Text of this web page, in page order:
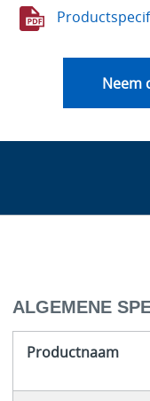
Neem
ALGEMENE
Productnaam